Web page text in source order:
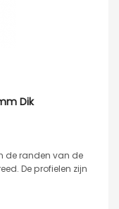
Dik
de randen van de
De profielen zijn